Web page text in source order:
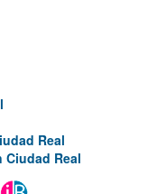
Real
Real